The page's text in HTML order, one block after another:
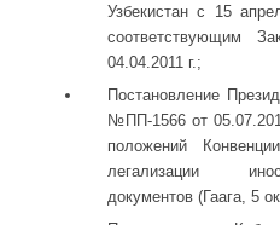
Узбекистан с 15
соответствующим
04.04.2011 г.;
Постановление
№ПП-1566 от
положений
легализации
документов (Гаага, 5